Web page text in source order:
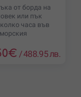
от борда на
или пък
часа във
€ /488.95 лв.